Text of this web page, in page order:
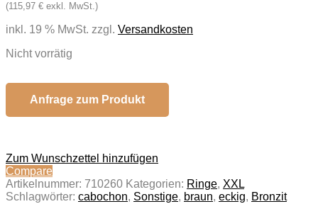
(115,97 € exkl. MwSt.)
inkl. 19 % MwSt. zzgl. Versandkosten
Nicht vorrätig
Anfrage zum Produkt
Zum Wunschzettel hinzufügen
Compare
Artikelnummer: 710260 Kategorien: Ringe, XXL
Schlagwörter: cabochon, Sonstige, braun, eckig, Bronzit